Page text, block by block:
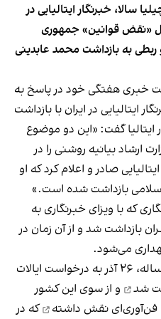
سالا، خبرنگار ایتالیایی در
«نقض قوانین» جمهوری
ربطی به بازداشت محمد عابدینی
دی، در نشست خبری هفتگی خود در پاسخ به
ایتالیایی در ایران با بازداشت
ایتالیا گفت: «این دو موضوع
ارشاد بیانیه روشنی را در
صادر و اعلام کرد که او
بازداشت شده است.»
روزنامه‌نگاری که با ویزای خبرنگاری به
بود، ۲۹ آذر در تهران بازداشت شد و از آن زمان در
می‌شود.
محمد عابدینی نجف‌آبادی، ۳۸ ساله، ۲۶ آذر به درخواست ایالات
شد
و از سوی این کشور
نقش داشته
که در